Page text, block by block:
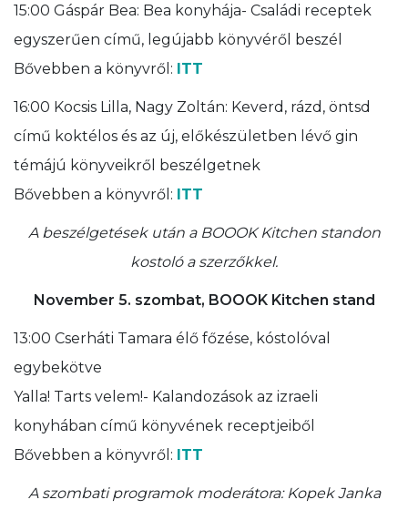
15:00 Gáspár Bea: Bea konyhája- Családi receptek
egyszerűen című, legújabb könyvéről beszél
Bővebben a könyvről: ITT
16:00 Kocsis Lilla, Nagy Zoltán: Keverd, rázd, öntsd
című koktélos és az új, előkészületben lévő gin
témájú könyveikről beszélgetnek
Bővebben a könyvről: ITT
A beszélgetések után a BOOOK Kitchen standon
kostoló a szerzőkkel.
November 5. szombat, BOOOK Kitchen stand
13:00 Cserháti Tamara élő főzése, kóstolóval
egybekötve
Yalla! Tarts velem!- Kalandozások az izraeli
konyhában című könyvének receptjeiből
Bővebben a könyvről: ITT
A szombati programok moderátora: Kopek Janka